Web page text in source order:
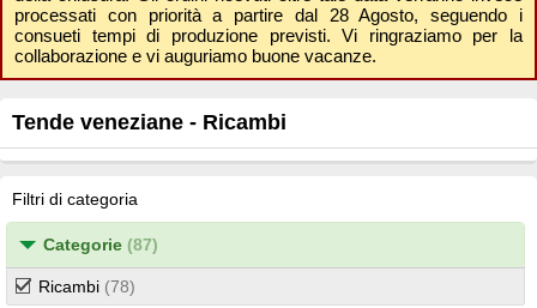
processati con priorità a partire dal 28 Agosto, seguendo i
consueti tempi di produzione previsti. Vi ringraziamo per la
collaborazione e vi auguriamo buone vacanze.
Tende veneziane - Ricambi
Filtri di categoria
Categorie (87)
Ricambi (78)